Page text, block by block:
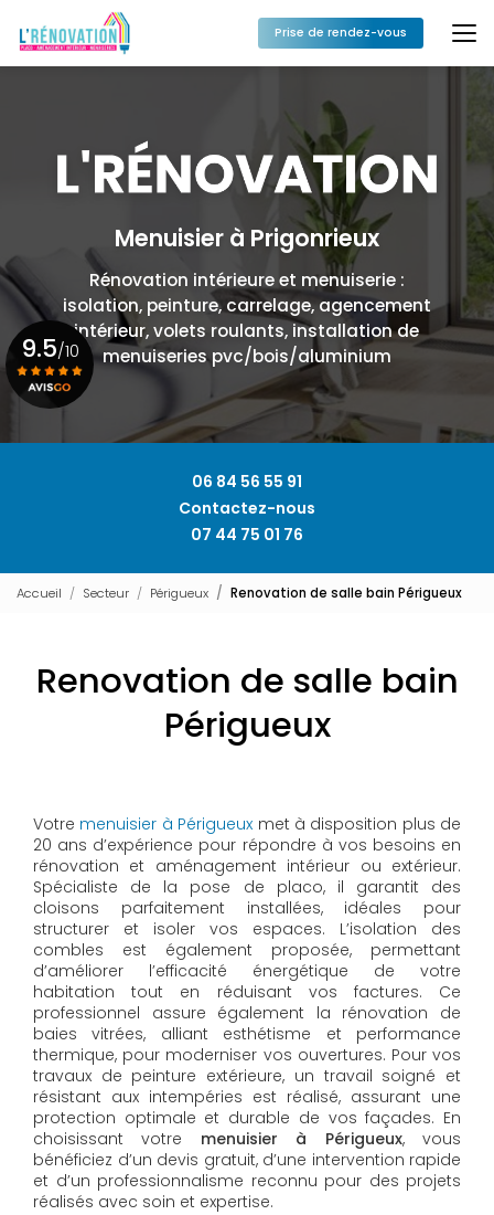
au
contenu
principal
Prise de rendez-vous
Menuisier à Prigonrieux
Rénovation intérieure et menuiserie :
isolation, peinture, carrelage, agencement
intérieur, volets roulants, installation de
menuiseries pvc/bois/aluminium
06 84 56 55 91
Contactez-nous
07 44 75 01 76
9.5/10
Accueil Secteur Périgueux Renovation de salle bain Périgueux
Renovation de salle bain
Périgueux
Votre menuisier à Périgueux met à disposition plus de
20 ans d’expérience pour répondre à vos besoins en
rénovation et aménagement intérieur ou extérieur.
Spécialiste de la pose de placo, il garantit des
cloisons parfaitement installées, idéales pour
structurer et isoler vos espaces. L’isolation des
combles est également proposée, permettant
d’améliorer l’efficacité énergétique de votre
habitation tout en réduisant vos factures. Ce
professionnel assure également la rénovation de
baies vitrées, alliant esthétisme et performance
thermique, pour moderniser vos ouvertures. Pour vos
travaux de peinture extérieure, un travail soigné et
résistant aux intempéries est réalisé, assurant une
protection optimale et durable de vos façades. En
choisissant votre menuisier à Périgueux, vous
bénéficiez d’un devis gratuit, d’une intervention rapide
et d’un professionnalisme reconnu pour des projets
réalisés avec soin et expertise.